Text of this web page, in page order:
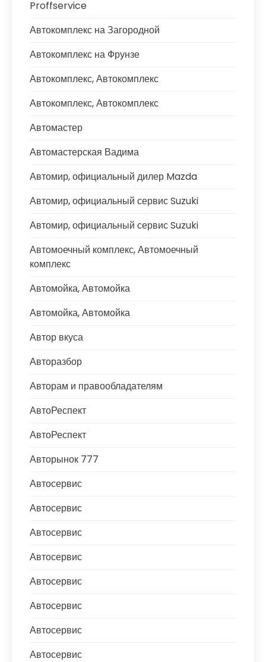
Proffservice
Автокомплекс на Загородной
Автокомплекс на Фрунзе
Автокомплекс, Автокомплекс
Автокомплекс, Автокомплекс
Автомастер
Автомастерская Вадима
Автомир, официальный дилер Mazda
Автомир, официальный сервис Suzuki
Автомир, официальный сервис Suzuki
Автомоечный комплекс, Автомоечный
комплекс
Автомойка, Автомойка
Автомойка, Автомойка
Автор вкуса
Авторазбор
Авторам и правообладателям
АвтоРеспект
АвтоРеспект
Авторынок 777
Автосервис
Автосервис
Автосервис
Автосервис
Автосервис
Автосервис
Автосервис
Автосервис